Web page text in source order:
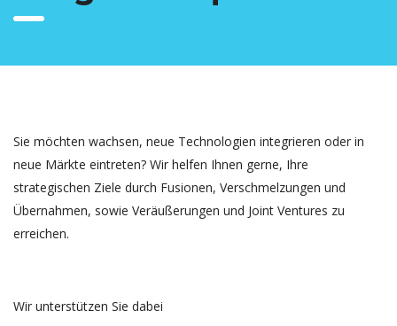
Sie möchten wachsen, neue Technologien integrieren oder in
neue Märkte eintreten? Wir helfen Ihnen gerne, Ihre
strategischen Ziele durch Fusionen, Verschmelzungen und
Übernahmen, sowie Veräußerungen und Joint Ventures zu
erreichen.
Wir unterstützen Sie dabei